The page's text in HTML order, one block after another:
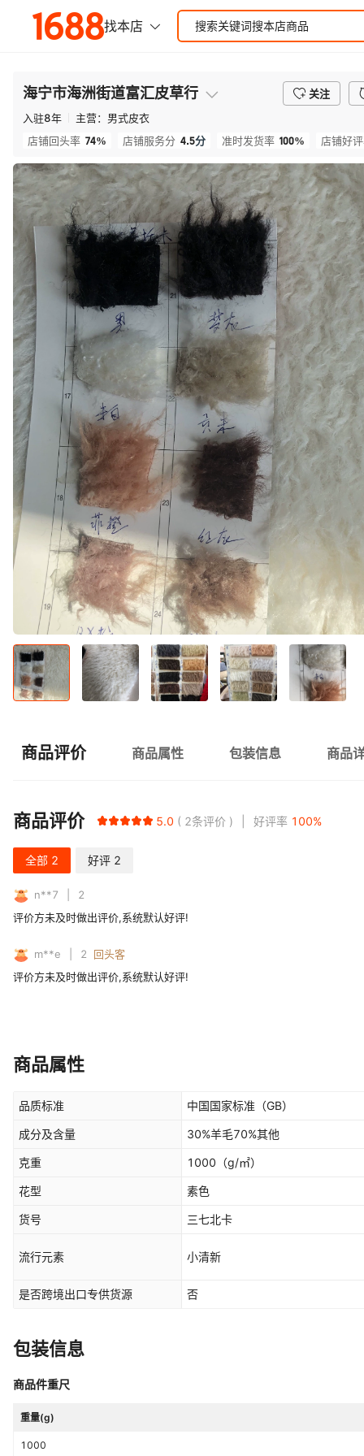
海宁市海洲街道富汇皮草行
关注
入驻8年 主营： 男式皮衣
店铺回头率 74% 店铺服务分 4.5分 准时发货率 100% 店铺好
商品评价 商品属性 包装信息 商品
商品评价 5.0 2条评价 好评率 100%
全部 2 好评 2
n**7
2
评价方未及时做出评价,系统默认好评!
m**e 2
回头客
评价方未及时做出评价,系统默认好评!
商品属性
品质标准 中国国家标准（GB）
成分及含量 30%羊毛70%其他
克重 1000 （g/㎡）
花型 素色
货号 三七北卡
流行元素 小清新
是否跨境出口专供货源 否
包装信息
商品件重尺
重量(g)
1000